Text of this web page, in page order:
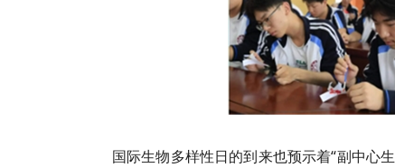
国际生物多样性日的到来也预示着“副中心